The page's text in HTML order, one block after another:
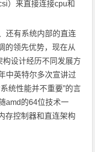
）来直接连接cpu和
还有系统内部的直连
的领先优势，现在从
设计经历不同发展方
中英特尔多次宣讲过
统性能并不重要”的言
amd的64位技术一
存控制器和直连架构